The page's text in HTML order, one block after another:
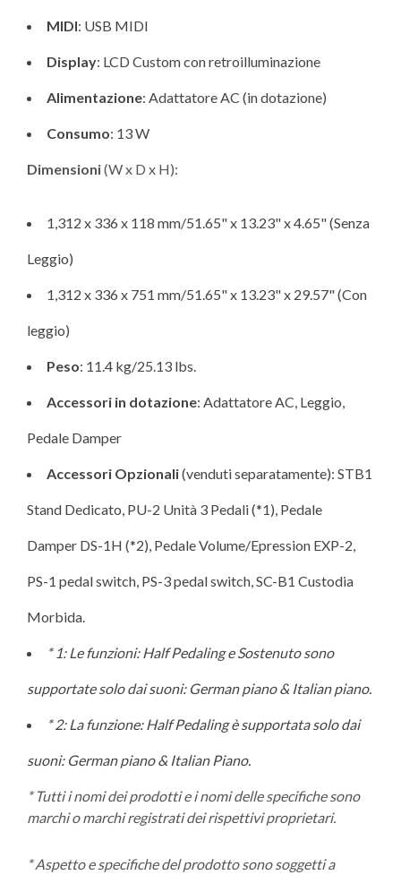
MIDI: USB MIDI
Display: LCD Custom con retroilluminazione
Alimentazione: Adattatore AC (in dotazione)
Consumo: 13 W
Dimensioni(W x D x H):
1,312 x 336 x 118 mm/51.65" x 13.23" x 4.65" (Senza
Leggio)
1,312 x 336 x 751 mm/51.65" x 13.23" x 29.57" (Con
leggio)
Peso: 11.4 kg/25.13 lbs.
Accessori in dotazione: Adattatore AC, Leggio,
Pedale Damper
Accessori Opzionali(venduti separatamente): STB1
Stand Dedicato, PU-2 Unità 3 Pedali (*1), Pedale
Damper DS-1H (*2), Pedale Volume/Epression EXP-2,
PS-1 pedal switch, PS-3 pedal switch, SC-B1 Custodia
Morbida.
* 1: Le funzioni: Half Pedaling e Sostenuto sono
supportate solo dai suoni: German piano & Italian piano.
* 2: La funzione: Half Pedaling è supportata solo dai
suoni: German piano & Italian Piano.
* Tutti i nomi dei prodotti e i nomi delle specifiche sono
marchi o marchi registrati dei rispettivi proprietari.
*Aspetto e specifiche del prodotto sono soggetti a